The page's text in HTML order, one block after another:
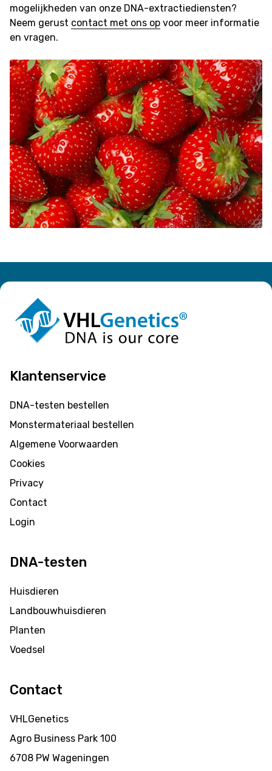
mogelijkheden van onze DNA-extractiediensten?
Neem gerust contact met ons op voor meer informatie
en vragen.
Klantenservice
DNA-testen bestellen
Monstermateriaal bestellen
Algemene Voorwaarden
Cookies
Privacy
Contact
Login
DNA-testen
Huisdieren
Landbouwhuisdieren
Planten
Voedsel
Contact
VHLGenetics
Agro Business Park 100
6708 PW Wageningen